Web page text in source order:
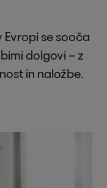
Evropi se sooča
dolgovi – z
in naložbe.